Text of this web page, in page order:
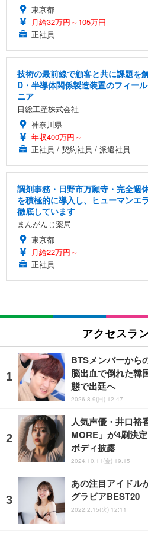
東京都
月給32万円～105万円
正社員
技術の最前線で顧客と共に課題を
D・半導体関係製造装置のフィー
ニア
日総工産株式会社
神奈川県
年収400万円～
正社員 / 契約社員 / 派遣社員
調剤事務・日野市万願寺・完全週
を積極的に導入し、ヒューマンエ
徹底しています
まんがんじ薬局
東京都
月給22万円～
正社員
アクセスラ
BTSメンバーから
脳出血で倒れた韓
態で出廷へ
2026.8.9(日) 12:47
人気声優・井口裕
MORE」が4刷決
ボディ披露
2024.10.11(金) 19:15
あの注目アイドル
グラビアBEST20
2022.2.15(火) 12:11